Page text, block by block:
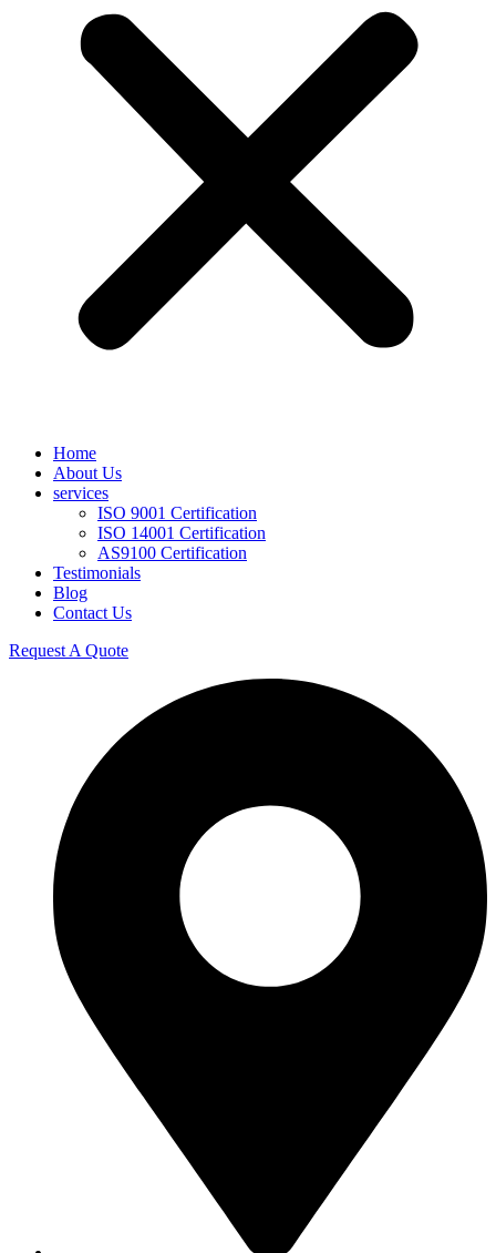
Home
About Us
services
ISO 9001 Certification
ISO 14001 Certification
AS9100 Certification
Testimonials
Blog
Contact Us
Request A Quote